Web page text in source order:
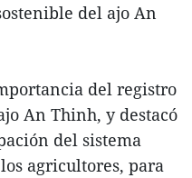
del ajo An
del registro
An Thinh, y destacó
del sistema
agricultores, para